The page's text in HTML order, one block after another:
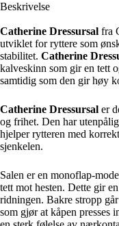
Beskrivelse
Catherine Dressursal fra
utviklet for ryttere som
stabilitet. Catherine
kalveskinn som gir en tett
samtidig som den gir høy
Catherine Dressursal er
og frihet. Den har
hjelper rytteren med
sjenkelen.
Salen er en monoflap-
tett mot hesten. Dette gir
ridningen. Bakre stropp
som gjør at kåpen presses